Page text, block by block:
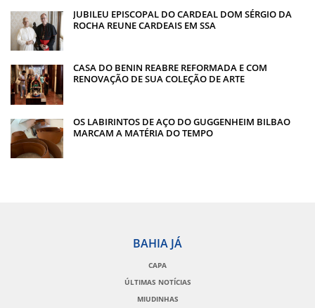
JUBILEU EPISCOPAL DO CARDEAL DOM SÉRGIO DA
ROCHA REUNE CARDEAIS EM SSA
CASA DO BENIN REABRE REFORMADA E COM
RENOVAÇÃO DE SUA COLEÇÃO DE ARTE
OS LABIRINTOS DE AÇO DO GUGGENHEIM BILBAO
MARCAM A MATÉRIA DO TEMPO
BAHIA JÁ
CAPA
ÚLTIMAS NOTÍCIAS
MIUDINHAS